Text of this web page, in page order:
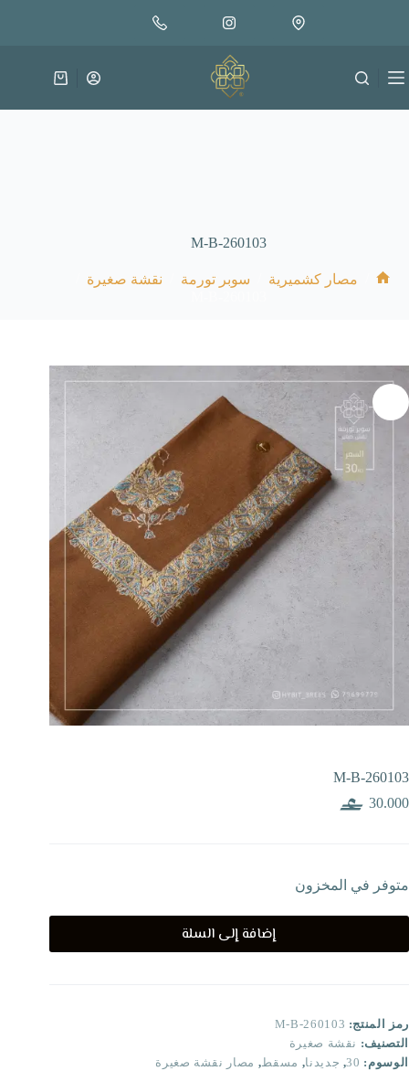
متوفر في المخزون
إضافة إلى السلة
عربة
M-B-260103
مصار كشميرية سوبر تورمة نقشة صغيرة
M-B-260103
30.000
متوفر في المخزون
إضافة إلى السلة
رمز المنتج: M-B-260103
التصنيف: نقشة صغيرة
الوسوم: 30
, جديدنا, مسقط, مصار نقشة صغيرة